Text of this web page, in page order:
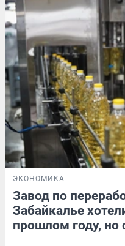
ЭКОНОМИКА
Завод по
Забайкалье
прошлом году, но